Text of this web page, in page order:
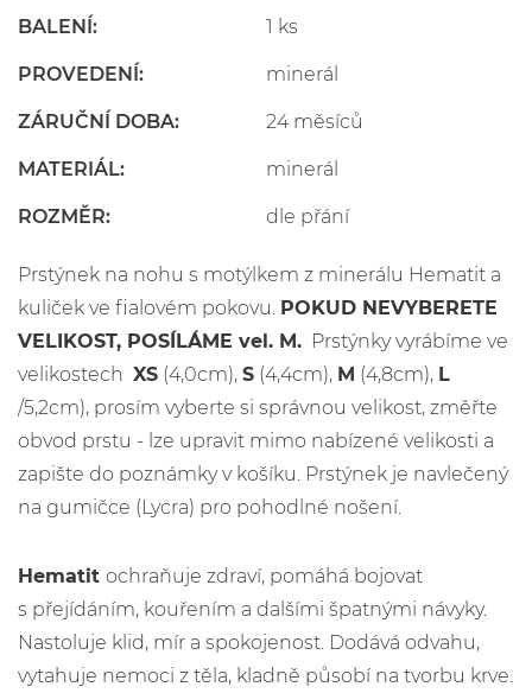
BALENÍ: 1 ks
PROVEDENÍ: minerál
ZÁRUČNÍ DOBA: 24 měsíců
MATERIÁL: minerál
ROZMĚR: dle přání
Prstýnek na nohu s motýlkem z minerálu Hematit a
kuliček ve fialovém pokovu. POKUD NEVYBERETE
VELIKOST, POSÍLÁME vel. M. Prstýnky vyrábíme ve
velikostech XS (4,0cm), S (4,4cm), M (4,8cm), L
/5,2cm), prosím vyberte si správnou velikost, změřte
obvod prstu - lze upravit mimo nabízené velikosti a
zapište do poznámky v košíku. Prstýnek je navlečený
na gumičce (Lycra) pro pohodlné nošení.
Hematit ochraňuje zdraví, pomáhá bojovat
s přejídáním, kouřením a dalšími špatnými návyky.
Nastoluje klid, mír a spokojenost. Dodává odvahu,
vytahuje nemoci z těla, kladně působí na tvorbu krve.